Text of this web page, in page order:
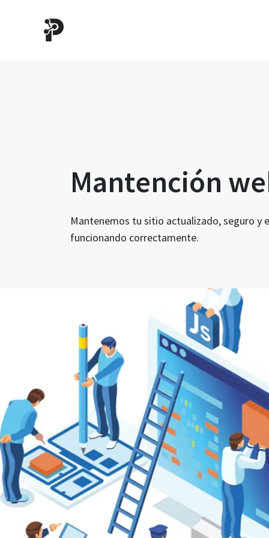
Mantención
Mantenemos tu sitio actualizado, seguro y
funcionando correctamente.